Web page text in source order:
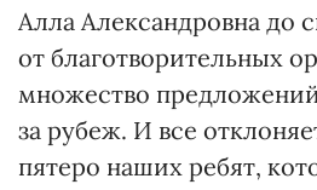
Алла Александровна до
от благотворительных
множество
за рубеж. И все
пятеро наших ребят,